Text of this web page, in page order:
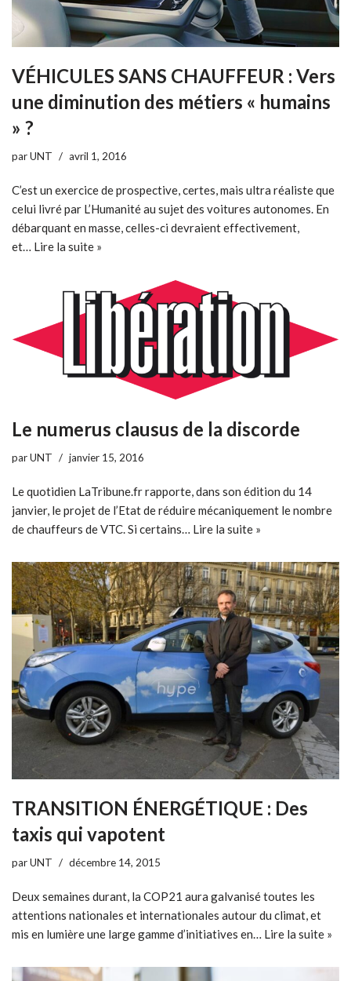
VÉHICULES SANS CHAUFFEUR : Vers
une diminution des métiers « humains
» ?
parUNT avril 1, 2016
C’est un exercice de prospective, certes, mais ultra réaliste que
celui livré par L’Humanité au sujet des voitures autonomes. En
débarquant en masse, celles-ci devraient effectivement,
et… Lire la suite »
Le numerus clausus de la discorde
parUNT janvier 15, 2016
Le quotidien LaTribune.fr rapporte, dans son édition du 14
janvier, le projet de l’Etat de réduire mécaniquement le nombre
de chauffeurs de VTC. Si certains… Lire la suite »
TRANSITION ÉNERGÉTIQUE : Des
taxis qui vapotent
parUNT décembre 14, 2015
Deux semaines durant, la COP21 aura galvanisé toutes les
attentions nationales et internationales autour du climat, et
mis en lumière une large gamme d’initiatives en… Lire la suite »